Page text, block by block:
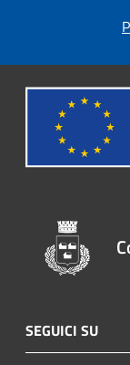
SEGUICI SU